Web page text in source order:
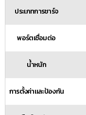
ประเภทการชาร์จ
พอร์ตเชื่อมต่อ
น้ำหนัก
การตั้งค่าและป้องกัน